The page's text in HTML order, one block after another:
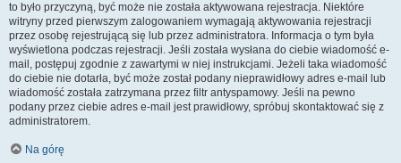
to było przyczyną, być może nie została aktywowana rejestracja. Niektóre
witryny przed pierwszym zalogowaniem wymagają aktywowania rejestracji
przez osobę rejestrującą się lub przez administratora. Informacja o tym była
wyświetlona podczas rejestracji. Jeśli została wysłana do ciebie wiadomość e-
mail, postępuj zgodnie z zawartymi w niej instrukcjami. Jeżeli taka wiadomość
do ciebie nie dotarła, być może został podany nieprawidłowy adres e-mail lub
wiadomość została zatrzymana przez filtr antyspamowy. Jeśli na pewno
podany przez ciebie adres e-mail jest prawidłowy, spróbuj skontaktować się z
administratorem.
Na górę